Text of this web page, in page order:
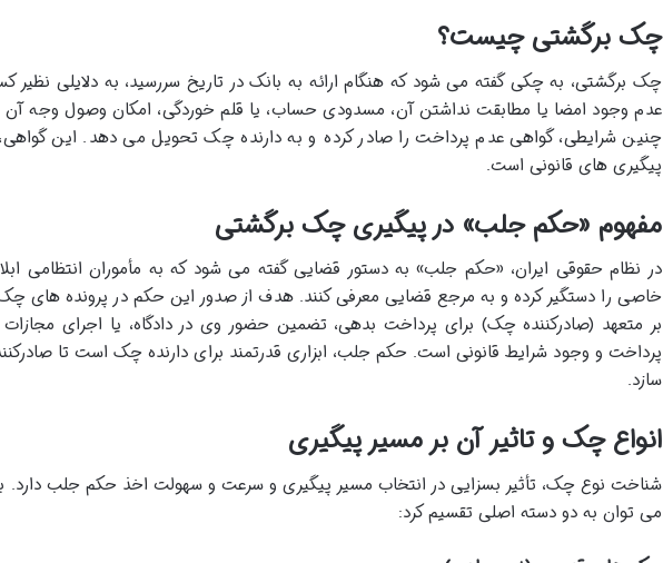
چک برگشتی چیست؟
چک برگشتی، به چکی گفته می شود که هنگام ارائه به بانک در تاریخ سررسید، به دلایلی
عدم وجود امضا یا مطابقت نداشتن آن، مسدودی حساب، یا قلم خوردگی، امکان وصول وجه آن
چنین شرایطی، گواهی عدم پرداخت را صادر کرده و به دارنده چک تحویل می دهد. این
پیگیری های قانونی است.
مفهوم «حکم جلب» در پیگیری چک برگشتی
در نظام حقوقی ایران، «حکم جلب» به دستور قضایی گفته می شود که به مأموران انتظامی
خاصی را دستگیر کرده و به مرجع قضایی معرفی کنند. هدف از صدور این حکم در پرونده های
بر متعهد (صادرکننده چک) برای پرداخت بدهی، تضمین حضور وی در دادگاه، یا اجرای
پرداخت و وجود شرایط قانونی است. حکم جلب، ابزاری قدرتمند برای دارنده چک است تا
سازد.
انواع چک و تاثیر آن بر مسیر پیگیری
شناخت نوع چک، تأثیر بسزایی در انتخاب مسیر پیگیری و سرعت و سهولت اخذ حکم جلب دارد.
می توان به دو دسته اصلی تقسیم کرد: